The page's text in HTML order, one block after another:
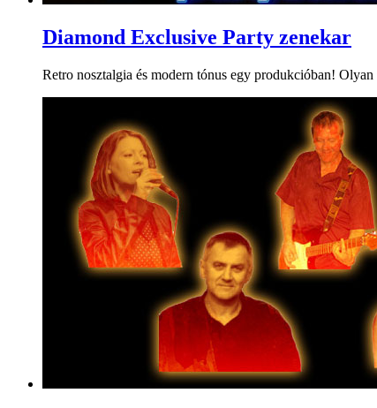
Diamond Exclusive Party zenekar
Retro nosztalgia és modern tónus egy produkcióban!